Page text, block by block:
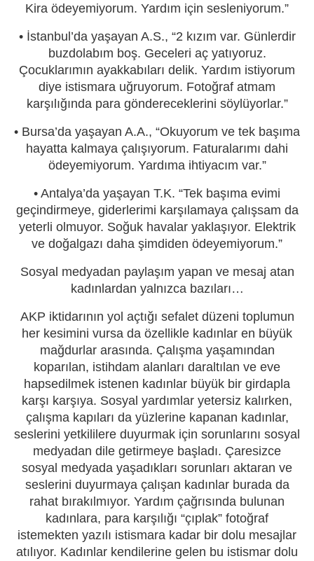
Kira ödeyemiyorum. Yardım için sesleniyorum.”
• İstanbul’da yaşayan A.S., “2 kızım var. Günlerdir
buzdolabım boş. Geceleri aç yatıyoruz.
Çocuklarımın ayakkabıları delik. Yardım istiyorum
diye istismara uğruyorum. Fotoğraf atmam
karşılığında para göndereceklerini söylüyorlar.”
• Bursa’da yaşayan A.A., “Okuyorum ve tek başıma
hayatta kalmaya çalışıyorum. Faturalarımı dahi
ödeyemiyorum. Yardıma ihtiyacım var.”
• Antalya’da yaşayan T.K. “Tek başıma evimi
geçindirmeye, giderlerimi karşılamaya çalışsam da
yeterli olmuyor. Soğuk havalar yaklaşıyor. Elektrik
ve doğalgazı daha şimdiden ödeyemiyorum.”
Sosyal medyadan paylaşım yapan ve mesaj atan
kadınlardan yalnızca bazıları…
AKP iktidarının yol açtığı sefalet düzeni toplumun
her kesimini vursa da özellikle kadınlar en büyük
mağdurlar arasında. Çalışma yaşamından
koparılan, istihdam alanları daraltılan ve eve
hapsedilmek istenen kadınlar büyük bir girdapla
karşı karşıya. Sosyal yardımlar yetersiz kalırken,
çalışma kapıları da yüzlerine kapanan kadınlar,
seslerini yetkililere duyurmak için sorunlarını sosyal
medyadan dile getirmeye başladı. Çaresizce
sosyal medyada yaşadıkları sorunları aktaran ve
seslerini duyurmaya çalışan kadınlar burada da
rahat bırakılmıyor. Yardım çağrısında bulunan
kadınlara, para karşılığı “çıplak” fotoğraf
istemekten yazılı istismara kadar bir dolu mesajlar
atılıyor. Kadınlar kendilerine gelen bu istismar dolu